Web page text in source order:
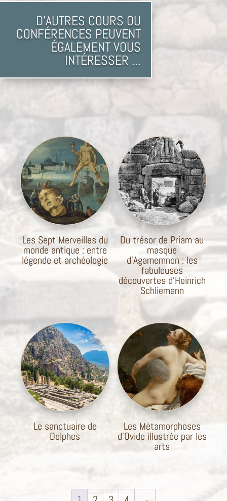
D'AUTRES COURS OU
CONFÉRENCES PEUVENT
ÉGALEMENT VOUS
INTÉRESSER ...
Les Sept Merveilles du
monde antique : entre
légende et archéologie
Du trésor de Priam au
masque
d’Agamemnon : les
fabuleuses
découvertes d’Heinrich
Schliemann
Le sanctuaire de
Delphes
Les Métamorphoses
d’Ovide illustrée par les
arts